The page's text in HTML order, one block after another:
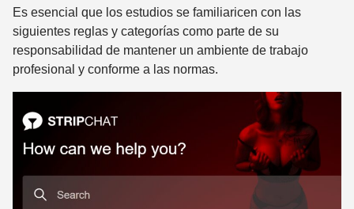
Es esencial que los estudios se familiaricen con las
siguientes reglas y categorías como parte de su
responsabilidad de mantener un ambiente de trabajo
profesional y conforme a las normas.